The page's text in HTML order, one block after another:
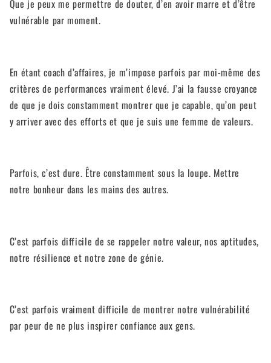
Que je peux me permettre de douter, d’en avoir marre et d’être
vulnérable par moment.
En étant coach d’affaires, je m’impose parfois par moi-même des
critères de performances vraiment élevé. J’ai la fausse croyance
de que je dois constamment montrer que je capable, qu’on peut
y arriver avec des efforts et que je suis une femme de valeurs.
Parfois, c’est dure. Être constamment sous la loupe. Mettre
notre bonheur dans les mains des autres.
C’est parfois difficile de se rappeler notre valeur, nos aptitudes,
notre résilience et notre zone de génie.
C’est parfois vraiment difficile de montrer notre vulnérabilité
par peur de ne plus inspirer confiance aux gens.